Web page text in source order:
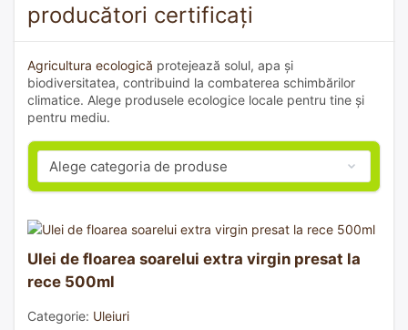
producători certificați
Agricultura ecologică protejează solul, apa și
biodiversitatea, contribuind la combaterea schimbărilor
climatice. Alege produsele ecologice locale pentru tine și
pentru mediu.
Ulei de floarea soarelui extra virgin presat la
rece 500ml
Categorie: Uleiuri